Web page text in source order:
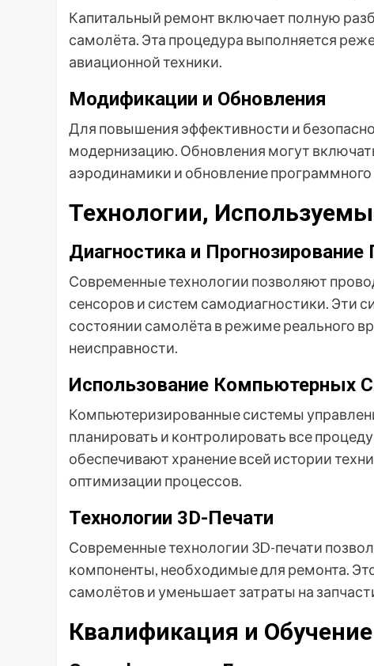
Капитальный ремонт включает полную
самолёта. Эта процедура выполняется
авиационной техники.
Модификации и Обновления
Для повышения эффективности и
модернизацию. Обновления могут
аэродинамики и обновление программного
Технологии,
Диагностика и
Современные технологии позволяют
сенсоров и систем самодиагностики. Эти
состоянии самолёта в режиме реального
неисправности.
Использование Компьютерных
Компьютеризированные системы
планировать и контролировать все
обеспечивают хранение всей истории
оптимизации процессов.
Технологии 3D-Печати
Современные технологии 3D-печати
компоненты, необходимые для ремонта.
самолётов и уменьшает затраты на
Квалификация и